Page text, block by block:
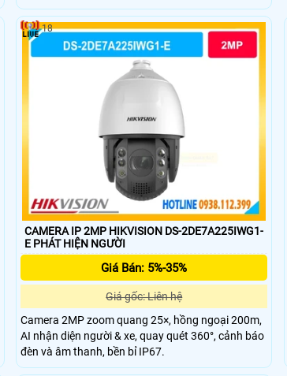
CAMERA IP 2MP HIKVISION DS-2DE7A225IWG1-
E PHÁT HIỆN NGƯỜI
Giá Bán: 5%-35%
Giá gốc: Liên hệ
Camera 2MP zoom quang 25×, hồng ngoại 200m,
AI nhận diện người & xe, quay quét 360°, cảnh báo
đèn và âm thanh, bền bỉ IP67.
18